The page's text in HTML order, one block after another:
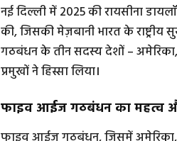
नई दिल्ली में 2025 की रायसीना
की, जिसकी मेज़बानी भारत के
गठबंधन के तीन सदस्य देशों – अमेरिका,
प्रमुखों ने हिस्सा लिया।
फाइव आईज गठबंधन का महत्व